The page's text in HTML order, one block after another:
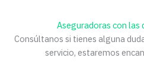
Aseguradoras con las
Consúltanos si tienes alguna
servicio, estaremos